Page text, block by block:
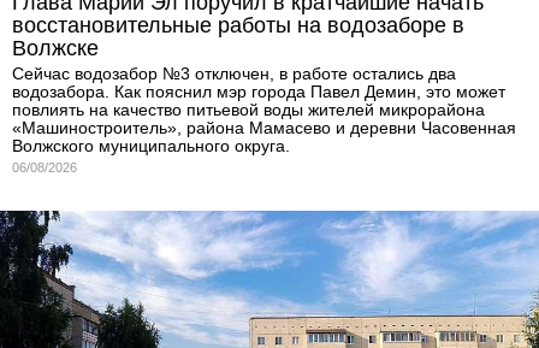
восстановительные работы на водозаборе в
Волжске
Сейчас водозабор №3 отключен, в работе остались два
водозабора. Как пояснил мэр города Павел Демин, это может
повлиять на качество питьевой воды жителей микрорайона
«Машиностроитель», района Мамасево и деревни Часовенная
Волжского муниципального округа.
06/08/2026